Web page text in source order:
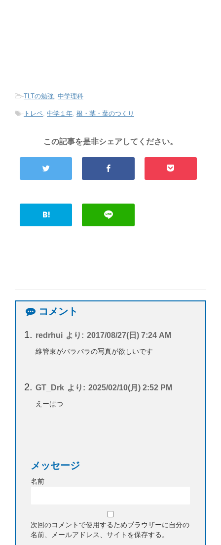
-TLTの勉強, 中学理科
- トレペ, 中学１年, 根・茎・葉のつくり
この記事を是非シェアしてください。
コメント
redrhui より: 2017/08/27(日) 7:24 AM
維管束がバラバラの写真が欲しいです
GT_Drk より: 2025/02/10(月) 2:52 PM
えーぱつ
メッセージ
名前
次回のコメントで使用するためブラウザーに自分の
名前、メールアドレス、サイトを保存する。